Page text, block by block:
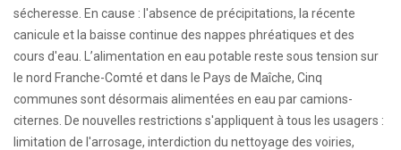
sécheresse. En cause : l'absence de précipitations, la récente
canicule et la baisse continue des nappes phréatiques et des
cours d'eau. L’alimentation en eau potable reste sous tension sur
le nord Franche-Comté et dans le Pays de Maîche, Cinq
communes sont désormais alimentées en eau par camions-
citernes. De nouvelles restrictions s'appliquent à tous les usagers :
limitation de l'arrosage, interdiction du nettoyage des voiries,